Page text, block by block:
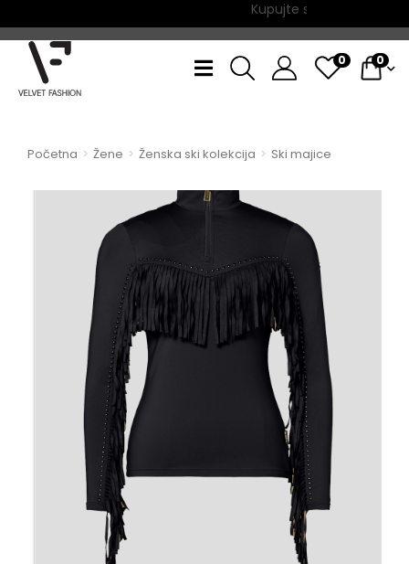
Kupujte sada, plaćajte
0 0
Početna Žene Ženska ski kolekcija Ski majice